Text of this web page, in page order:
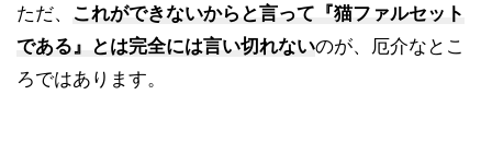
ただ、 これができないからと言って『猫ファルセット
である』とは完全には言い切れないのが、厄介なとこ
ろではあります。